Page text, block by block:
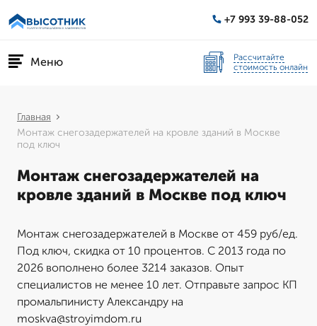
+7 993 39-88-052
Меню
Рассчитайте
стоимость онлайн
Главная
Монтаж снегозадержателей на кровле зданий в Москве
под ключ
Монтаж снегозадержателей на
кровле зданий в Москве под ключ
Монтаж снегозадержателей в Москве от 459 руб/ед.
Под ключ, скидка от 10 процентов. С 2013 года по
2026 вополнено более 3214 заказов. Опыт
специалистов не менее 10 лет. Отправьте запрос КП
промальпинисту Александру на
moskva@stroyimdom.ru